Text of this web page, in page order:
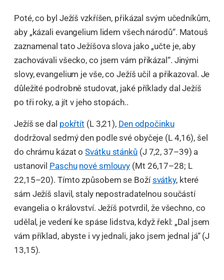
Poté, co byl Ježíš vzkříšen, přikázal svým učedníkům,
aby „kázali evangelium lidem všech národů“. Matouš
zaznamenal tato Ježíšova slova jako „učte je, aby
zachovávali všecko, co jsem vám přikázal“. Jinými
slovy, evangelium je vše, co Ježíš učil a přikazoval. Je
důležité podrobně studovat, jaké příklady dal Ježíš
po tři roky, a jít v jeho stopách..
Ježíš se dal pokřtít (L 3,21), Den odpočinku
dodržoval sedmý den podle své obyčeje (L 4,16), šel
do chrámu kázat oSvátku stánků(J 7,2, 37–39) a
ustanovil Paschu nové smlouvy (Mt 26,17–28; L
22,15–20). Tímto způsobem se Božísvátky, které
sám Ježíš slavil, staly nepostradatelnou součástí
evangelia o království. Ježíš potvrdil, že všechno, co
udělal, je vedení ke spáse lidstva, když řekl: „Dal jsem
vám příklad, abyste i vy jednali, jako jsem jednal já“ (J
13,15).